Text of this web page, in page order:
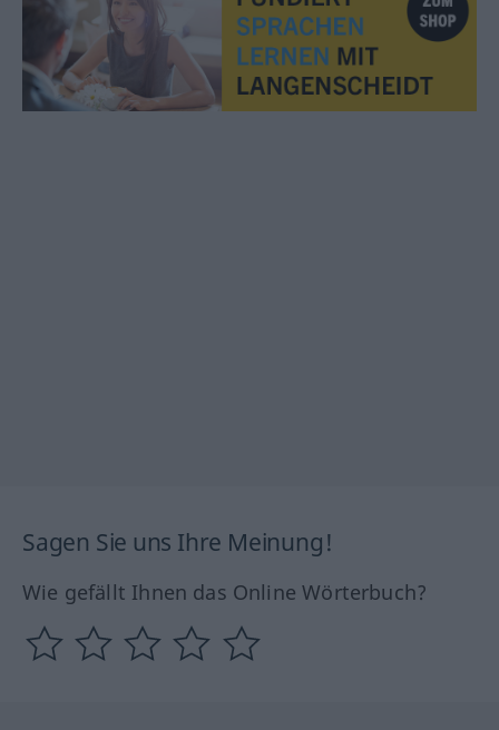
Sagen Sie uns Ihre Meinung!
Wie gefällt Ihnen das Online Wörterbuch?